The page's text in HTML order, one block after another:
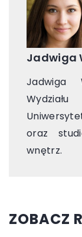
Jadwiga
Jadwiga
oraz
wnętrz.
ZOBACZ